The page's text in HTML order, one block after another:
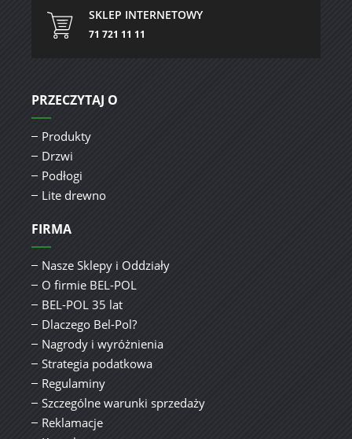
SKLEP INTERNETOWY
71 721 11 11
PRZECZYTAJ O
Produkty
Drzwi
Podłogi
Lite drewno
FIRMA
Nasze Sklepy i Oddziały
O firmie BEL-POL
BEL-POL 35 lat
Dlaczego Bel-Pol?
Nagrody i wyróżnienia
Strategia podatkowa
Regulaminy
Szczególne warunki sprzedaży
Reklamacje